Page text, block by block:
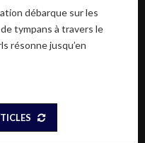
débarque sur les
tympans à travers le
résonne jusqu’en